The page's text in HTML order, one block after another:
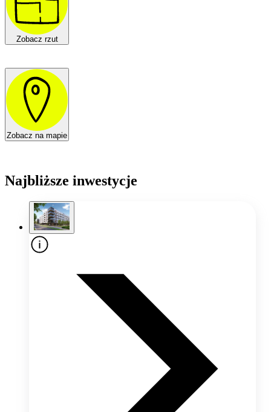
Zobacz rzut
Zobacz na mapie
Najbliższe inwestycje